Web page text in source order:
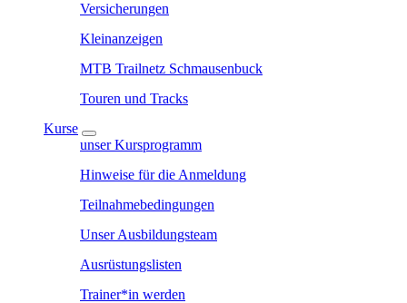
Versicherungen
Kleinanzeigen
MTB Trailnetz Schmausenbuck
Touren und Tracks
Kurse
unser Kursprogramm
Hinweise für die Anmeldung
Teilnahmebedingungen
Unser Ausbildungsteam
Ausrüstungslisten
Trainer*in werden